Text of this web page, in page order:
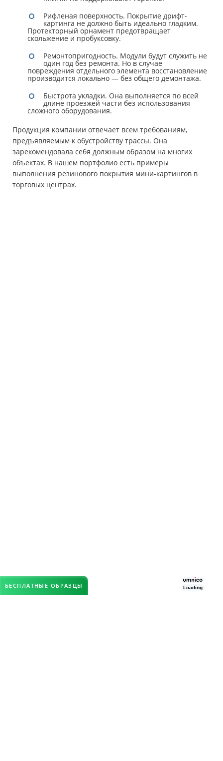
Рифленая поверхность. Покрытие дрифт-
картинга не должно быть идеально гладким.
Протекторный орнамент предотвращает
скольжение и пробуксовку.
Ремонтопригодность. Модули будут служить не
один год без ремонта. Но в случае
повреждения отдельного элемента восстановление
производится локально — без общего демонтажа.
Быстрота укладки. Она выполняется по всей
длине проезжей части без использования
сложного оборудования.
Продукция компании отвечает всем требованиям,
предъявляемым к обустройству трассы. Она
зарекомендовала себя должным образом на многих
объектах. В нашем портфолио есть примеры
выполнения резинового покрытия мини-картингов в
торговых центрах.
БЕСПЛАТНЫЕ ОБРАЗЦЫ Loading